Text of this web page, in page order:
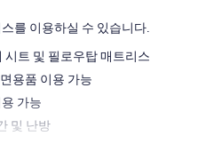
를 이용하실 수 있습니다.
트 및 필로우탑 매트리스
용품 이용 가능
가능
및 난방